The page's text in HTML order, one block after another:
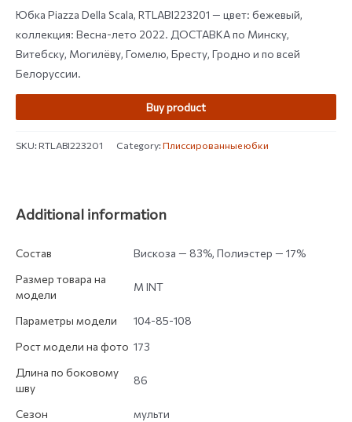
Юбка Piazza Della Scala, RTLABI223201 — цвет: бежевый,
коллекция: Весна-лето 2022. ДОСТАВКА по Минску,
Витебску, Могилёву, Гомелю, Бресту, Гродно и по всей
Белоруссии.
Buy product
SKU:RTLABI223201 Category:Плиссированные юбки
Additional information
Состав
Вискоза — 83%, Полиэстер — 17%
Размер товара на
модели
M INT
Параметры модели
104-85-108
Рост модели на фото 173
Длина по боковому
шву
86
Сезон
мульти